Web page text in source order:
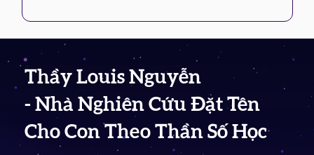
Thầy Louis Nguyễn
- Nhà Nghiên Cứu Đặt Tên
Cho Con Theo Thần Số Học